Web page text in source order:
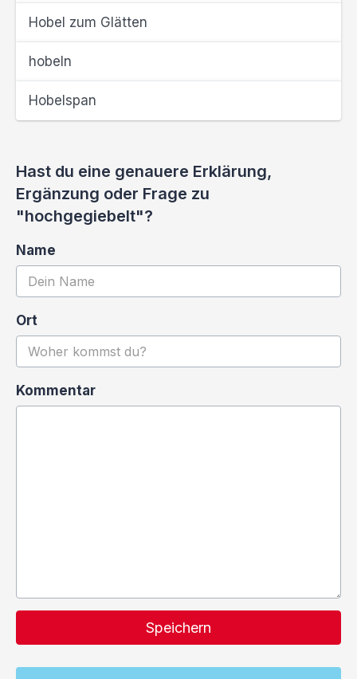
Hobel zum Glätten
hobeln
Hobelspan
Hast du eine genauere Erklärung,
Ergänzung oder Frage zu
"hochgegiebelt"?
Name
Ort
Kommentar
Speichern